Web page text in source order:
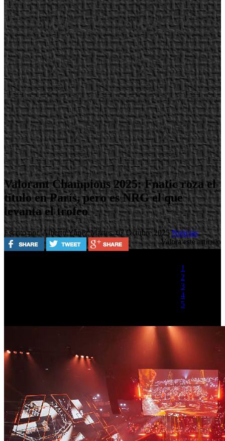
Valorant Champions 2025: Fnatic roza el
título en París, pero es NRG el que
levanta el trofeo
Escrito por Alberto YánezMartes, 07 Octubre 2025Noticias
Valora este artículo
1
2
3
4
5